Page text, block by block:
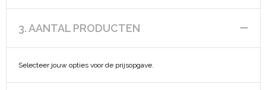
3. AANTAL PRODUCTEN
Selecteer jouw opties voor de prijsopgave.